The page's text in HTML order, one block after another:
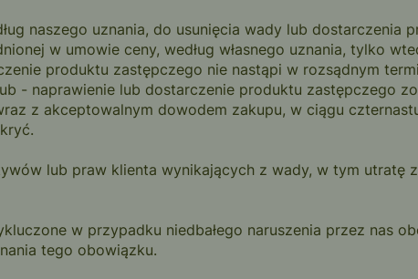
naszego uznania, do usunięcia wady lub dostarczenia
w umowie ceny, według własnego uznania, tylko
produktu zastępczego nie nastąpi w rozsądnym
- naprawienie lub dostarczenie produktu zastępczego
z akceptowalnym dowodem zakupu, w ciągu
lub praw klienta wynikających z wady, w tym utratę
w przypadku niedbałego naruszenia przez nas
tego obowiązku.